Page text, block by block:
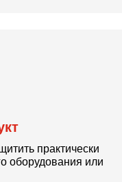
практически
оборудования или